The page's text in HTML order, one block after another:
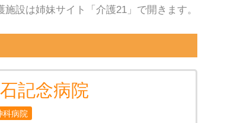
設は姉妹サイト「介護21」で開きます。
記念病院
科病院